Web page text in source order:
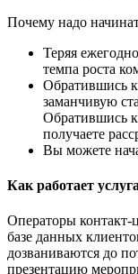
Почему надо
Теряя
темпа роста
Обратившись
заманчивую
Обратившись
получаете
Вы можете
Как работает
Операторы контакт-
базе данных
дозваниваются до
презентацию